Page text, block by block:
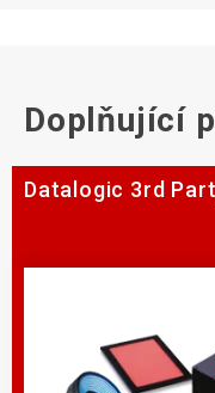
Doplňující
Datalogic 3rd